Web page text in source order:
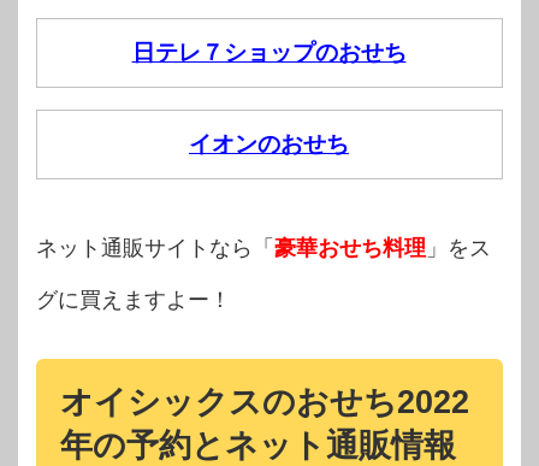
日テレ７ショップのおせち
イオンのおせち
ネット通販サイトなら「 豪華おせち料理 」をス
グに買えますよー！
オイシックスのおせち2022
年の予約とネット通販情報